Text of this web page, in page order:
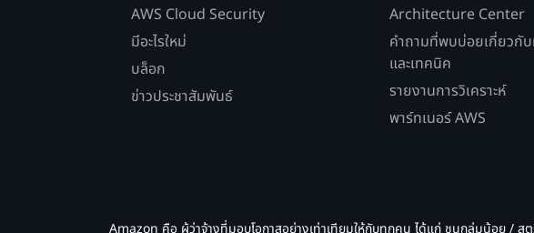
AWS Cloud Security
มีอะไรใหม่
บล็อก
ข่าวประชาสัมพันธ์
Architecture Center
คำถามที่พบบ่อยเกี่ยว
และเทคนิค
รายงานการวิเคราะห์
พาร์ทเนอร์ AWS
Amazon คือ ผู้ว่าจ้างที่มอบโอกาสอย่างเท่าเทียมให้กับทุกคน ได้แก่ ชนกลุ่มน้อย